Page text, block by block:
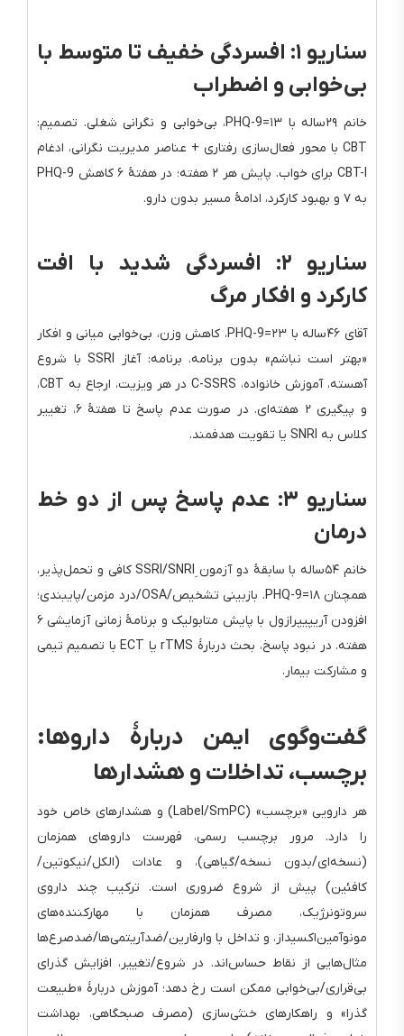
سناریو ۱: افسردگی خفیف تا متوسط با
بی‌خوابی و اضطراب
خانم ۲۹‌ساله با PHQ-9=۱۳، بی‌خوابی و نگرانی شغلی. تصمیم:
CBT با محور فعال‌سازی رفتاری + عناصر مدیریت نگرانی، ادغام
CBT-I برای خواب. پایش هر ۲ هفته؛ در هفتهٔ ۶ کاهش PHQ-9
به ۷ و بهبود کارکرد، ادامهٔ مسیر بدون دارو.
سناریو ۲: افسردگی شدید با افت
کارکرد و افکار مرگ
آقای ۴۶‌ساله با PHQ-9=۲۳، کاهش وزن، بی‌خوابی میانی و افکار
«بهتر است نباشم» بدون برنامه. برنامه: آغاز SSRI با شروع
آهسته، آموزش خانواده، C-SSRS در هر ویزیت، ارجاع به CBT،
و پیگیری ۲ هفته‌ای. در صورت عدم پاسخ تا هفتهٔ ۶، تغییر
کلاس به SNRI یا تقویت هدفمند.
سناریو ۳: عدم پاسخ پس از دو خط
درمان
خانم ۵۴‌ساله با سابقهٔ دو آزمون SSRI/SNRIِ کافی و تحمل‌پذیر،
همچنان PHQ-9=۱۸. بازبینی تشخیص/OSA/درد مزمن/پایبندی؛
افزودن آریپیپرازول با پایش متابولیک و برنامهٔ زمانی آزمایشی ۶
هفته. در نبود پاسخ، بحث دربارهٔ rTMS یا ECT با تصمیم تیمی
و مشارکت بیمار.
گفت‌وگوی ایمن دربارهٔ داروها:
برچسب، تداخلات و هشدارها
هر دارویی «برچسب» (Label/SmPC) و هشدارهای خاص خود
را دارد. مرور برچسب رسمی، فهرست داروهای همزمان
(نسخه‌ای/بدون نسخه/گیاهی)، و عادات (الکل/نیکوتین/
کافئین) پیش از شروع ضروری است. ترکیب چند داروی
سروتونرژیک، مصرف همزمان با مهارکننده‌های
مونوآمین‌اکسیداز، و تداخل با وارفارین/ضدآریتمی‌ها/ضدصرع‌ها
مثال‌هایی از نقاط حساس‌اند. در شروع/تغییر، افزایش گذرای
بی‌قراری/بی‌خوابی ممکن است رخ دهد؛ آموزش دربارهٔ «طبیعت
گذرا» و راهکارهای خنثی‌سازی (مصرف صبحگاهی، بهداشت